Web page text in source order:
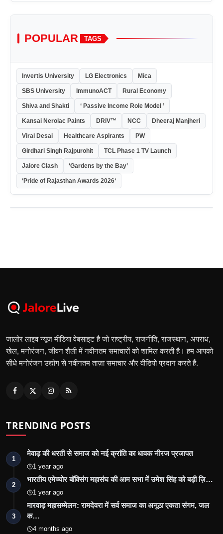
POPULAR TAGS
Invertis University LG Electronics Mica
SBS University ImmunoACT Rural Economy
Shiva and Shakti ‘ Passive Income Role Model ’
Kansai Nerolac Paints DRiV™ NCC Dheeraj Manjheri
Viral Desai Healthcare Aspirants PW
Girdhari Singh Rajpurohit TCL Phase 1 TV Launch
Jalore Clash ‘Gardens by the Bay’
‘Pride of Rajasthan Awards 2026‘
जालोर लाइव न्यूज मीडिया वेबसाइट है जो राष्ट्रीय, राजनीति, राजस्थान, अपराध,
खेल, मनोरंजन, जीवन शैली में नवीनतम समाचारों को शामिल करती है। हम आपको
सीधे मनोरंजन उद्योग से नवीनतम ताज़ा समाचार और वीडियो प्रदान करते हैं.
TRENDING POSTS
1
मेवाड़ की धरती से समाज को नई क्रांति का धावक नीरज प्रजापत
1 year ago
2
भारतीय एमेच्योर बॉक्सिंग महासंघ की आम सभा में उमेश सिंह को बड़ी ज़ि…
1 year ago
3
मारवाड़ महासम्मेलन: रामदेवरा में सर्व समाज का अनूठा एकता संगम, जल
क…
4 months ago